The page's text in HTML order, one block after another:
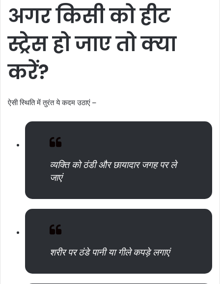
अगरकिसीकोहीट
स्ट्रेसहोजाएतोक्या
करें?
ऐसी स्थिति में तुरंत ये कदम उठाएं –
व्यक्ति को ठंडी और छायादार जगह पर ले
जाएं
शरीर पर ठंडे पानी या गीले कपड़े लगाएं